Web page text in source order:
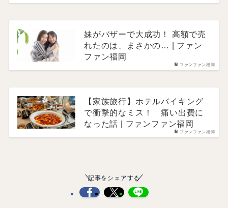
ファンファン福岡
妹がバザーで大成功！ 高額で売
れたのは、まさかの… | ファン
ファン福岡
ファンファン福岡
【家族旅行】ホテルバイキング
で衝撃的なミス！ 痛い出費に
なった話 | ファンファン福岡
記事をシェアする